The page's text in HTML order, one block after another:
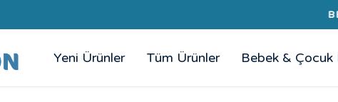
BEBEĞİNİZ İÇİN SAF
Yeni Ürünler Tüm Ürünler Bebek & Çocuk